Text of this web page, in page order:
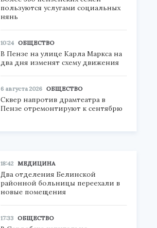
пользуются услугами социальных
нянь
10:24 ОБЩЕСТВО
В Пензе на улице Карла Маркса на
два дня изменят схему движения
6 августа 2026 ОБЩЕСТВО
Сквер напротив драмтеатра в
Пензе отремонтируют к сентябрю
18:42 МЕДИЦИНА
Два отделения Белинской
районной больницы переехали в
новые помещения
17:33 ОБЩЕСТВО